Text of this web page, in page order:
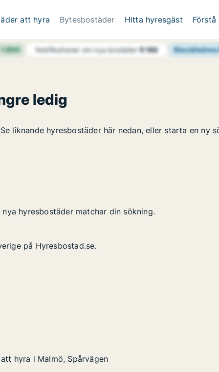
att hyra Bytesbostäder Hitta hyresgäst Förstå
1 200 Notifikationer om nya bostäder5 162 Stockholms
ledig
liknande hyresbostäder här nedan, eller starta en ny
hyresbostäder matchar din sökning.
på Hyresbostad.se.
Spårvägen
hyra i Malmö, Spårvägen
hyra i Malmö, Spårvägen